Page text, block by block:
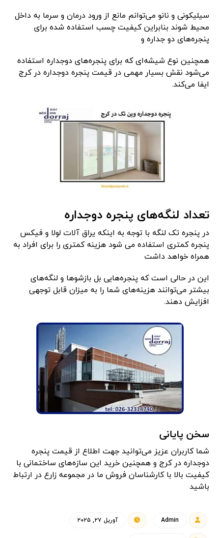
سیلیکونی و نانو می‌توانم مانع از ورود درمان و سرما به داخل
محیط شوند بنابراین کیفیت چسب استفاده شده برای
پنجره‌های دو جداره و
همچنین نوع شیشه‌ای که برای پنجره‌های دوجداره استفاده
می‌شود نقش بسیار مهمی در قیمت پنجره دوجداره در کرج
ایفا می‌کند.
تعداد لنگه‌های پنجره دوجداره
در پنجره تک لنگه با توجه به اینکه یراق آلات لولا و فیکس
پنجره کمتری استفاده می شود هزینه کمتری را برای افراد به
همراه خواهد داشت
این در حالی است که پنجره‌هایی بل بازشوها و لنگه‌های
بیشتر می‌توانند هزینه‌های شما را به میزان قابل توجهی
افزایش دهند.
سخن پایانی
شما کاربران عزیز می‌توانید جهت اطلاع از قیمت پنجره
دوجداره در کرج و همچنین خرید این سازه‌های ساختمانی با
کیفیت بالا با کارشناسان فروش ما در مجموعه زارع در ارتباط
باشید‌
Admin آوریل ۲۷, ۲۰۲۵